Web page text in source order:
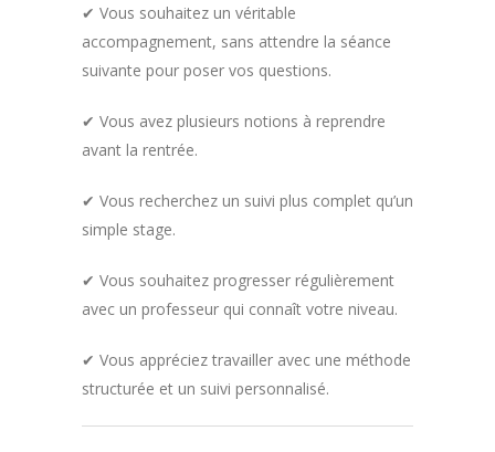
✔ Vous souhaitez un véritable
accompagnement, sans attendre la séance
suivante pour poser vos questions.
✔ Vous avez plusieurs notions à reprendre
avant la rentrée.
✔ Vous recherchez un suivi plus complet qu’un
simple stage.
✔ Vous souhaitez progresser régulièrement
avec un professeur qui connaît votre niveau.
✔ Vous appréciez travailler avec une méthode
structurée et un suivi personnalisé.